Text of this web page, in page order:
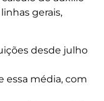
gerais,
desde julho
essa média, com